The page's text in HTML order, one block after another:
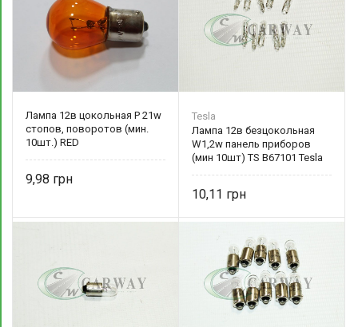
Лампа 12в цокольная P 21w
стопов, поворотов (мин.
10шт.) RED
9,98
Tesla
Лампа 12в безцокольная
W1,2w панель приборов
(мин 10шт) TS B67101 Tesla
10,11